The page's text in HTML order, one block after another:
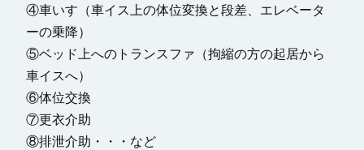
④車いす（車イス上の体位変換と段差、エレベータ
ーの乗降）
⑤ベッド上へのトランスファ（拘縮の方の起居から
車イスへ）
⑥体位交換
⑦更衣介助
⑧排泄介助・・・など